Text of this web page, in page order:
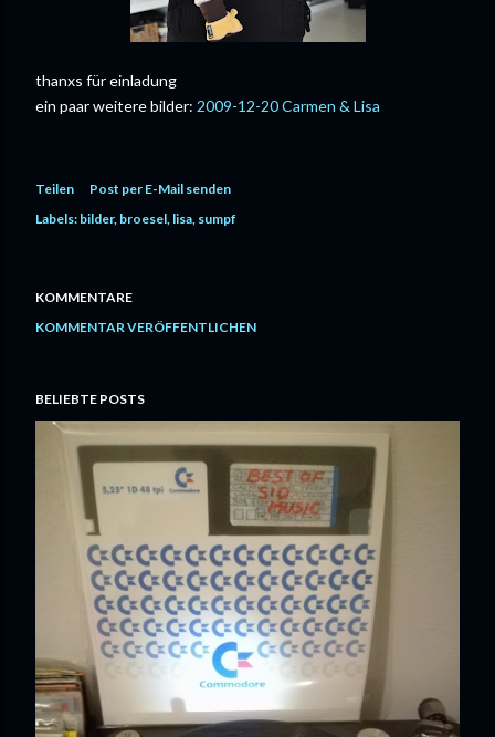
thanxs für einladung
ein paar weitere bilder: 2009-12-20 Carmen & Lisa
Teilen
Post per E-Mail senden
Labels: bilder broesel lisa sumpf
KOMMENTARE
KOMMENTAR VERÖFFENTLICHEN
BELIEBTE POSTS